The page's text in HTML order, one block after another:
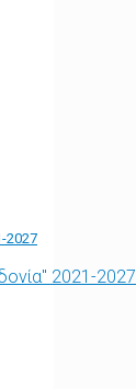
2027
2021-2027